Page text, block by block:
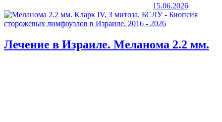
15.06.2026
Лечение в Израиле. Меланома 2.2 мм.